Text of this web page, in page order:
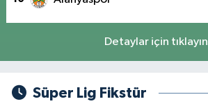
Detaylar için tıklayın
Süper Lig Fikstür